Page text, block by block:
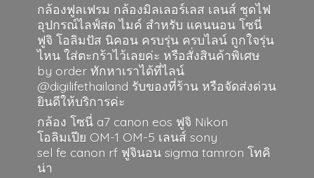
กล้องฟูลเฟรม กล้องมิลเลอร์เลส เลนส์ ชุดไฟ
อุปกรณ์ไลฟ์สด ไมค์ สำหรับ แคนนอน โซนี่
ฟูจิ โอลิมปัส นิคอน ครบรุ่น ครบไลน์ ถูกใจรุ่น
ไหน ใส่ตะกร้าไว้เลยค่ะ หรือสั่งสินค้าพิเศษ
by order ทักหาเราได้ที่ไลน์
@digilifethailand รับของที่ร้าน หรือจัดส่งด่วน
ยินดีให้บริการค่ะ
กล้อง โซนี่ a7 canon eos ฟูจิ Nikon
โอลิมเปีย OM-1 OM-5 เลนส์ sony
sel fe canon rf ฟูจินอน sigma tamron โทคิ
น่า